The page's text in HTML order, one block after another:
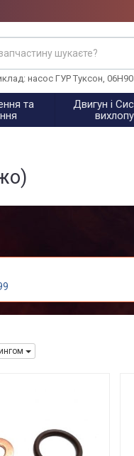
насос ГУР Туксон,
та
Двигун і
вихлопу